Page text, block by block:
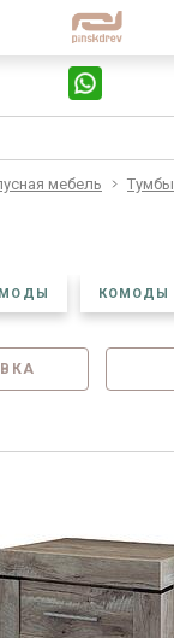
мебель Тумбы
КОМОДЫ